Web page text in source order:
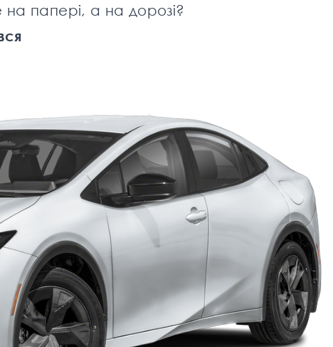
папері, а на дорозі?